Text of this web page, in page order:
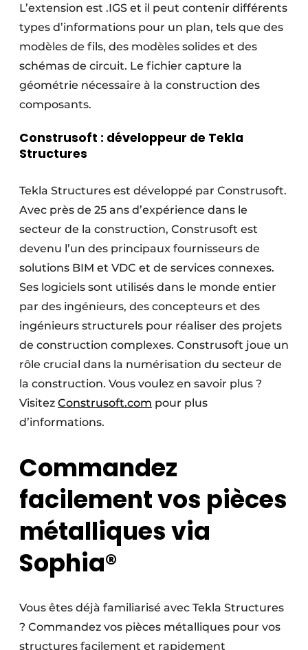
L’extension est .IGS et il peut contenir différents
types d’informations pour un plan, tels que des
modèles de fils, des modèles solides et des
schémas de circuit. Le fichier capture la
géométrie nécessaire à la construction des
composants.
Construsoft : développeur de Tekla
Structures
Tekla Structures est développé par Construsoft.
Avec près de 25 ans d’expérience dans le
secteur de la construction, Construsoft est
devenu l’un des principaux fournisseurs de
solutions BIM et VDC et de services connexes.
Ses logiciels sont utilisés dans le monde entier
par des ingénieurs, des concepteurs et des
ingénieurs structurels pour réaliser des projets
de construction complexes. Construsoft joue un
rôle crucial dans la numérisation du secteur de
la construction. Vous voulez en savoir plus ?
Visitez Construsoft.com pour plus
d’informations.
Commandez
facilement vos pièces
métalliques via
Sophia®
Vous êtes déjà familiarisé avec Tekla Structures
? Commandez vos pièces métalliques pour vos
structures facilement et rapidement